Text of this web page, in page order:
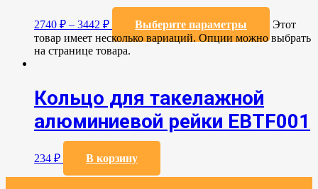
2740 ₽ – 3442 ₽ Выберите параметры
Этот
товар имеет несколько вариаций. Опции можно выбрать
на странице товара.
Кольцо для такелажной
алюминиевой рейки EBTF001
234 ₽ В корзину